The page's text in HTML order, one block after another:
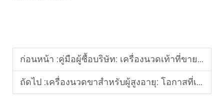
ก่อนหน้า :คู่มือผู้ซื้อบริษัท: เครื่องนวดเท้าที่ขายดีที่สุดและสิ่งที่ทำให้พวกมันโดดเด่น
ถัดไป :เครื่องนวดขาสำหรับผู้สูงอายุ: โอกาสที่เติบโตอย่างรวดเร็วในวงการสุขภาพระดับโลก